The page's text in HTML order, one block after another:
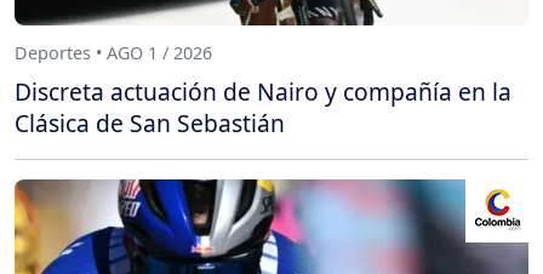
Deportes • AGO 1 / 2026
Discreta actuación de Nairo y compañía en la
Clásica de San Sebastián